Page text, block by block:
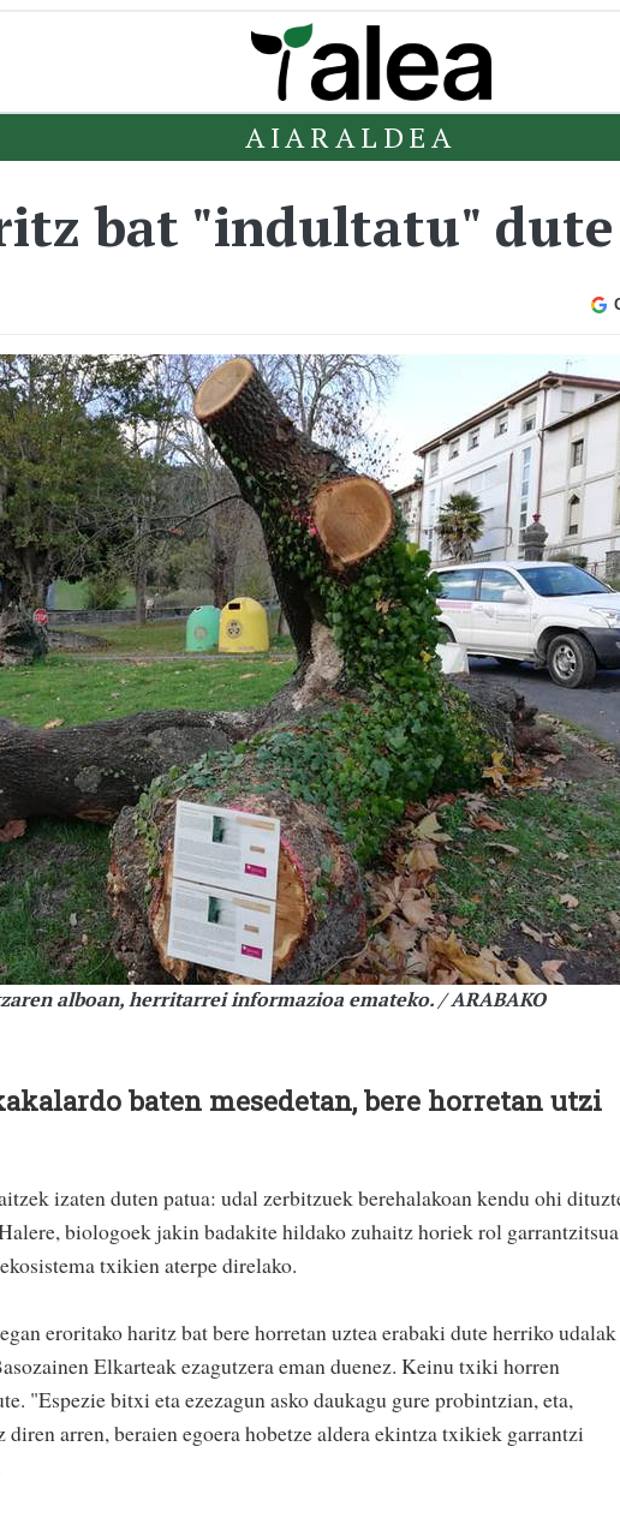
AIARALDEA
bat "indultatu"
alboan, herritarrei informazioa emateko. / ARABAKO
baten mesedetan, bere horretan utzi
izaten duten patua: udal zerbitzuek berehalakoan kendu ohi
biologoek jakin badakite hildako zuhaitz horiek rol garrantzitsua
txikien aterpe direlako.
eroritako haritz bat bere horretan uztea erabaki dute herriko udalak
Elkarteak ezagutzera eman duenez. Keinu txiki horren
"Espezie bitxi eta ezezagun asko daukagu gure probintzian, eta,
diren arren, beraien egoera hobetze aldera ekintza txikiek garrantzi